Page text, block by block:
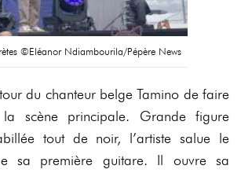
©Eléanor Ndiambourila/Pépère News
du chanteur belge Tamino de faire
scène principale. Grande figure
tout de noir, l’artiste salue le
sa première guitare. Il ouvre sa